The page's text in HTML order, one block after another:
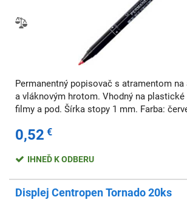
Permanentný popisovač s atramentom
a vláknovým hrotom. Vhodný na
filmy a pod. Šírka stopy 1 mm. Farba: červená Šírka stopy: 1
0,52 €
IHNEĎ K ODBERU
Displej Centropen Tornado 20ks